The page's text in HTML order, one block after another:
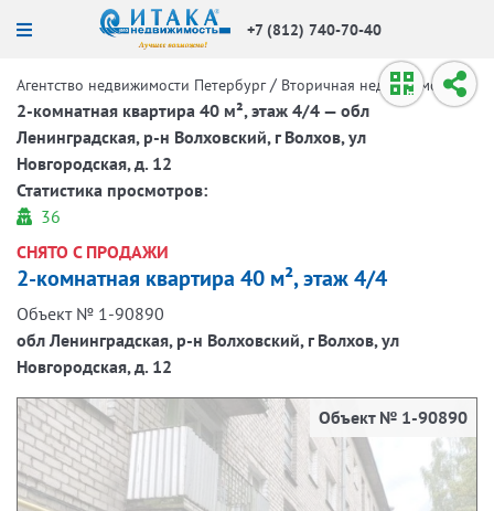
+7 (812) 740-70-40
Агентство недвижимости Петербург / Вторичная недвижимость /
2-комнатная квартира 40 м², этаж 4/4 — обл
Ленинградская, р-н Волховский, г Волхов, ул
Новгородская, д. 12
Статистика просмотров:
36
СНЯТО С ПРОДАЖИ
2-комнатная квартира 40 м², этаж 4/4
Объект № 1-90890
обл Ленинградская, р-н Волховский, г Волхов, ул
Новгородская, д. 12
Объект № 1-90890